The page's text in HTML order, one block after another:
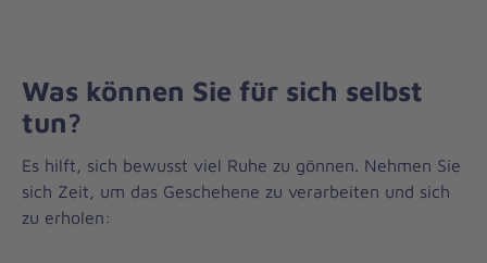
Was können Sie für sich selbst
tun?
Es hilft, sich bewusst viel Ruhe zu gönnen. Nehmen Sie
sich Zeit, um das Geschehene zu verarbeiten und sich
zu erholen: